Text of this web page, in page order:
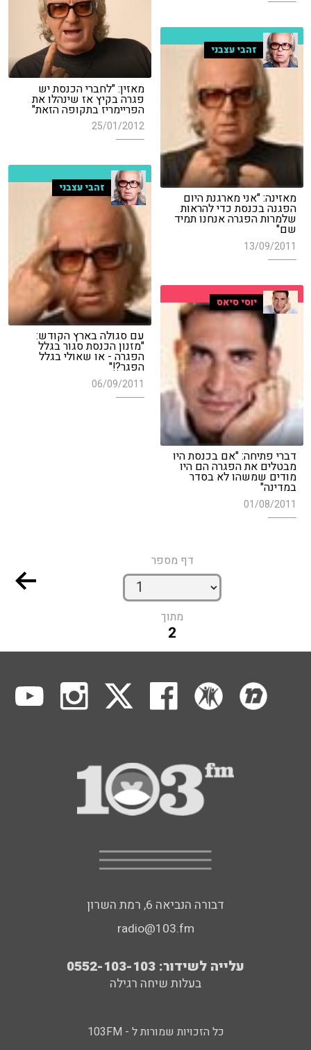
מאזין: "לחברי הכנסת יש
פגרה בקיץ אז שינהלו את
הפריימריז בתקופה הזאת"
25/01/2012
זהבי עצבני
מאזינה: "אני מארגנת היום
הפגנה בכנסת כדי להראות
שלמרות הפגרה אנחנו תמיד
שם"
13/09/2011
זהבי עצבני
עם סגולה בארץ הקודש:
"מזנון הכנסת סגור בגלל
הפגרה - או שאולי בגלל
הפגר?!"
06/09/2011
יוסי סיאס
דברי פתיחה: "אם בכנסת היו
מבטלים את הפגרה הם היו
מודים שמשהו לא בסדר
במדינה"
01/08/2011
דף מספר
מתוך
2
דבורה הנביאה 6, רמת השרון
radio@103.fm
עלייה לשידור: 0552-103-103
בעלות שיחה רגילה
כל הזכויות שמורות ל - 103FM